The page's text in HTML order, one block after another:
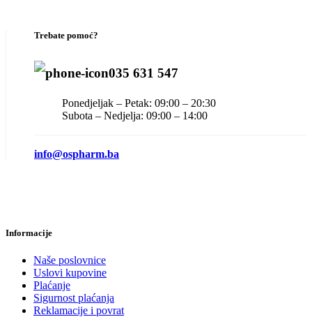
Trebate pomoć?
035 631 547
Ponedjeljak – Petak: 09:00 – 20:30
Subota – Nedjelja: 09:00 – 14:00
info@ospharm.ba
Informacije
Naše poslovnice
Uslovi kupovine
Plaćanje
Sigurnost plaćanja
Reklamacije i povrat